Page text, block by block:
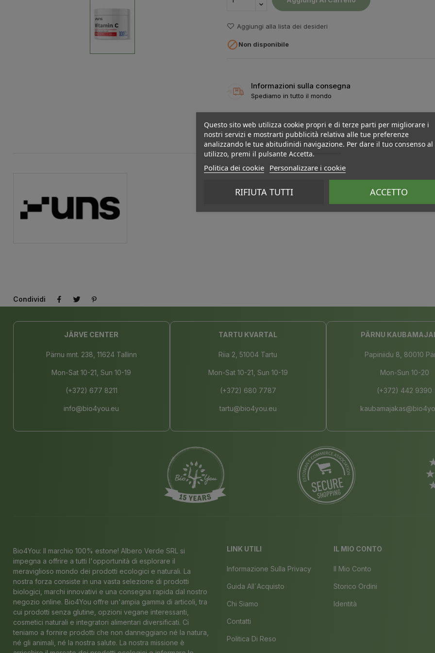
Aggiungi alla lista dei desideri
Non disponibile
Informazioni sulla consegna
Spediamo in tutto il mondo
DETTAGLI DEL PRODOTTO RECENSIONI
Condividi
JÄRVE CENTER
Pärnu mnt. 238, 11624 Tallinn
Mon-Sat 10-21, Sun 10-19
(+372) 677 8211
info@bio4you.eu
TARTU KVARTAL
Riia 2, 51004 Tartu
Mon-Sat 10-21, Sun 10-19
(+372) 680 7787
tartu@bio4you.eu
PÄRNU
Papiniidu 8, 80010
Mon-Sun 10-20
(+372) 442 9390
Bio4You: Il marchio 100% estone! Albero Verde SRL si
impegna a offrire a tutti l'opportunità di esplorare il
meraviglioso mondo dei prodotti ecologici e naturali. La
nostra forza consiste in una vasta selezione di prodotti
biologici, marchi innovativi e una consegna rapida dal nostro
negozio online. Bio4You offre un'ampia gamma di articoli, tra
cui prodotti senza glutine, opzioni vegane interessanti,
cosmetici naturali e integratori alimentari diversificati. Ci
teniamo a fornire prodotti che non danneggiano né la natura,
né gli animali, né la nostra salute. La nostra missione è
LINK UTILI
Informazione Sulla Privacy
Guida All´acquisto
Chi Siamo
Contatti
Politica Di Reso
IL MIO CONTO
Il Mio Conto
Storico Ordini
Identità
Questo sito web utilizza cookie propri e di terze parti per migliorare i
nostri servizi e mostrarti pubblicità relativa alle tue preferenze
analizzando le tue abitudinidi navigazione. Per dare il tuo consenso al
utilizzo, premi il pulsante Accetta.
Politica dei cookie Personalizzare i cookie
RIFIUTA TUTTI ACCETTO